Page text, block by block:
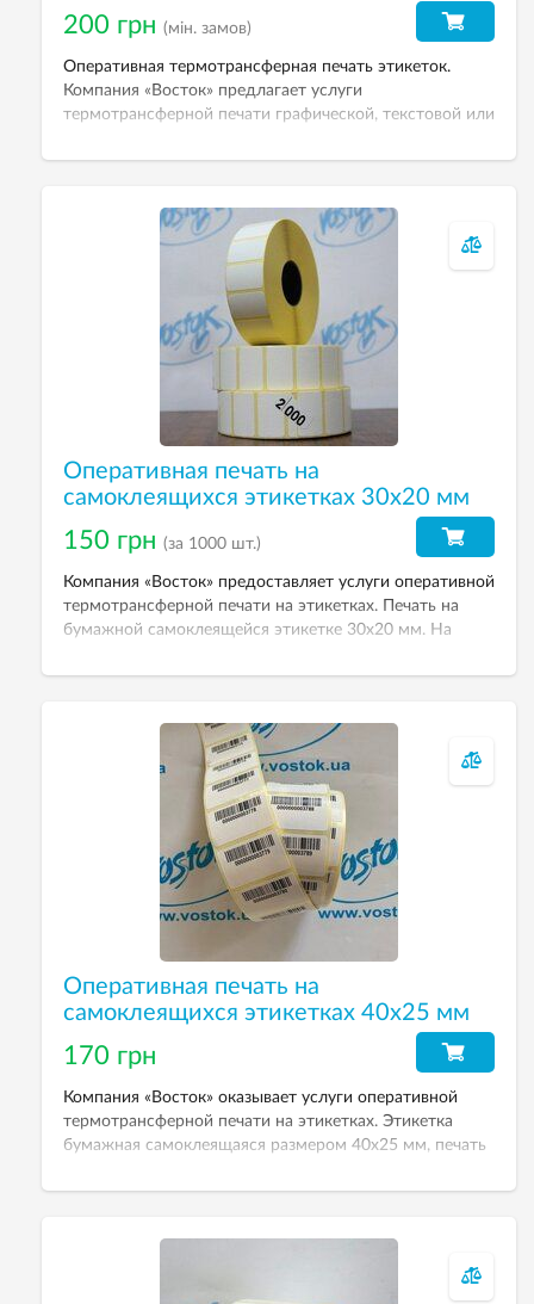
200 грн (мін. замов)
Оперативная термотрансферная печать этикеток.
Компания «Восток» предлагает услуги
термотрансферной печати графической, текстовой или
небольших тиражей. Печатать можно черным, синим,
тиража напечатанных этикеток рассчитывается
менеджером после согласования количества
экземпляров и технического задания.
Оперативная печать на
самоклеящихся этикетках 30х20 мм
150 грн (за 1000 шт.)
Компания «Восток» предоставляет услуги оперативной
термотрансферной печати на этикетках. Печать на
бумажной самоклеящейся этикетке 30х20 мм. На
или текстовую информацию. Цена указана при заказе
Оперативная печать на
самоклеящихся этикетках 40х25 мм
170 грн
Компания «Восток» оказывает услуги оперативной
термотрансферной печати на этикетках. Этикетка
бумажная самоклеящаяся размером 40х25 мм, печать